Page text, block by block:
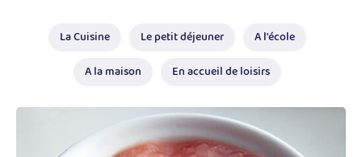
La Cuisine Le petit déjeuner A l'école
A la maison En accueil de loisirs